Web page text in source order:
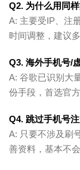
Q2. 为什么用同
A: 主要受IP、注
时间调整，建议
Q3. 海外手机号/
A: 谷歌已识别大
份手段，首选官
Q4. 跳过手机号
A: 只要不涉及刷
善资料，基本不会